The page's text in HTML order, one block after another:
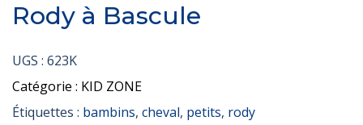
Rody à Bascule
UGS : 623K
Catégorie : KID ZONE
Étiquettes : bambins, cheval, petits, rody